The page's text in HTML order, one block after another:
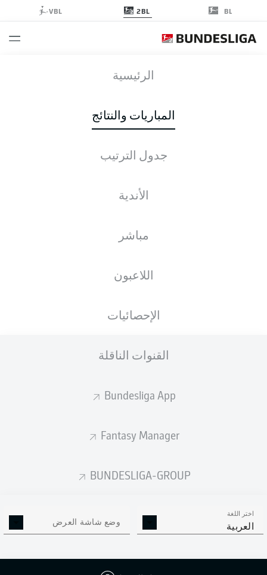
BL
2BL
VBL
الرئيسية
المباريات والنتائج
جدول الترتيب
الأندية
مباشر
اللاعبون
الإحصائيات
القنوات الناقلة
Bundesliga App
Fantasy Manager
BUNDESLIGA-GROUP
اختر اللغة
العربية وضع شاشة العرض
4
0
الأخبار التشكيلات الإحصائيات